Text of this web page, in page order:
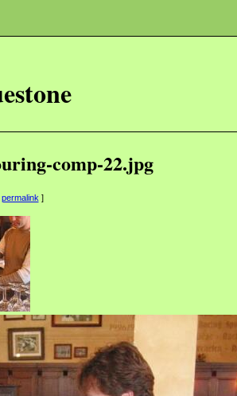
comp-22.jpg
permalink ]